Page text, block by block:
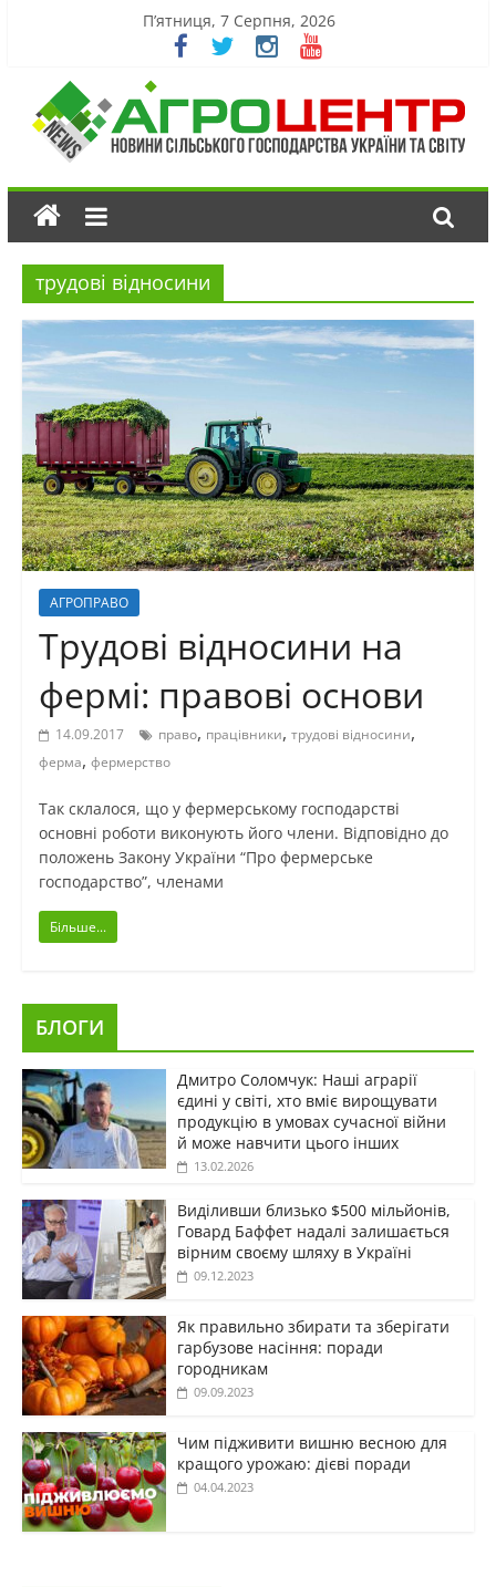
П’ятниця, 7 Серпня, 2026
трудові відносини
АГРОПРАВО
Трудові відносини на
фермі: правові основи
14.09.2017 право, працівники, трудові відносини,
ферма, фермерство
Так склалося, що у фермерському господарстві
основні роботи виконують його члени. Відповідно до
положень Закону України “Про фермерське
господарство”, членами
Більше...
БЛОГИ
Дмитро Соломчук: Наші аграрії
єдині у світі, хто вміє вирощувати
продукцію в умовах сучасної війни
й може навчити цього інших
13.02.2026
Виділивши близько $500 мільйонів,
Говард Баффет надалі залишається
вірним своєму шляху в Україні
09.12.2023
Як правильно збирати та зберігати
гарбузове насіння: поради
городникам
09.09.2023
Чим підживити вишню весною для
кращого урожаю: дієві поради
04.04.2023